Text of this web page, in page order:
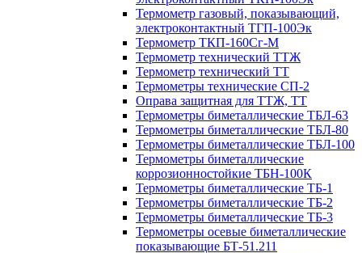
Термометр газовый, показывающий,
электроконтактный ТГП-100Эк
Термометр ТКП-160Сг-М
Термометр технический ТТЖ
Термометр технический ТТ
Термометры технические СП-2
Оправа защитная для ТТЖ, ТТ
Термометры биметаллические ТБЛ-63
Термометры биметаллические ТБЛ-80
Термометры биметаллические ТБЛ-100
Термометры биметаллические
коррозионностойкие ТБН-100К
Термометры биметаллические ТБ-1
Термометры биметаллические ТБ-2
Термометры биметаллические ТБ-3
Термометры осевые биметаллические
показывающие БТ-51.211